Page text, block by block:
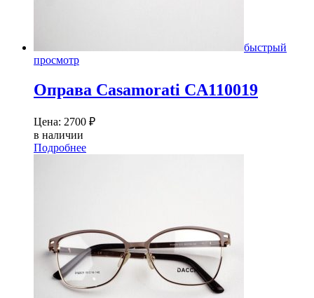
быстрый
просмотр
Оправа Casamorati CA110019
Цена: 2700 ₽
в наличии
Подробнее